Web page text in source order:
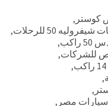
كوستر ,
50 للرحلات
,
,
للشركات,
,
,
,
سيارات مصر ,